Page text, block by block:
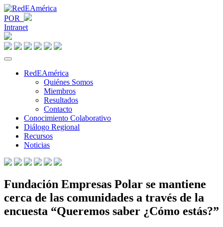
POR
Intranet
RedEAmérica
Quiénes Somos
Miembros
Resultados
Contacto
Conocimiento Colaborativo
Diálogo Regional
Recursos
Noticias
Fundación Empresas Polar se mantiene
cerca de las comunidades a través de la
encuesta “Queremos saber ¿Cómo estás?”